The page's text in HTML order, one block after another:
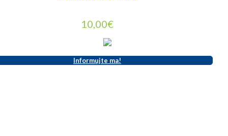
10,00€
Informujte ma!